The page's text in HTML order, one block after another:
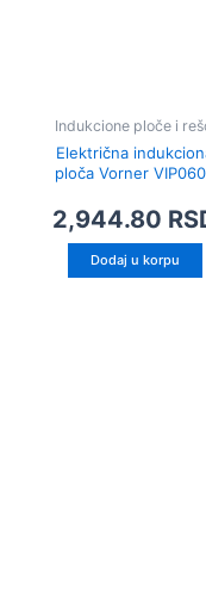
Indukcione ploče i
Električna
ploča Vorner
2,944.80
Dodaj u korpu